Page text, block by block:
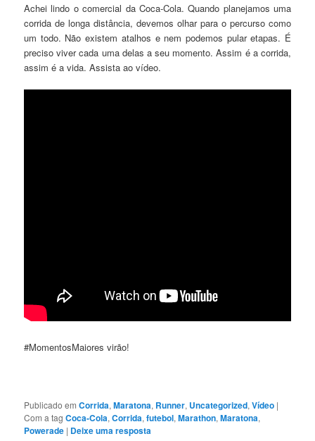
Achei lindo o comercial da Coca-Cola. Quando planejamos uma
corrida de longa distância, devemos olhar para o percurso como
um todo. Não existem atalhos e nem podemos pular etapas. É
preciso viver cada uma delas a seu momento. Assim é a corrida,
assim é a vida. Assista ao vídeo.
#MomentosMaiores virão!
Publicado em Corrida,Maratona, Runner, Uncategorized,Vídeo |
Com a tagCoca-Cola,Corrida,futebol,Marathon,Maratona,
Powerade | Deixe uma resposta